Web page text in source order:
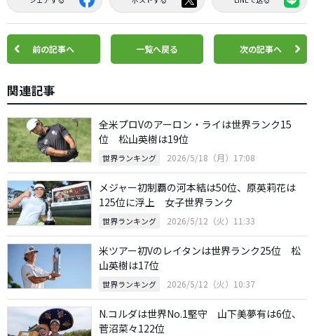
前の記事へ 一覧へ戻る 次の記事へ
関連記事
全米プロVのアーロン・ライは世界ランク15
位 松山英樹は19位
世界ランキング 2026/5/18（月）17:08
メジャー初制覇の河本結は50位、原英莉花は
125位に浮上 女子世界ランク
世界ランキング 2026/5/12（火）11:33
米ツアー初Vのレイタンは世界ランク25位 松
山英樹は17位
世界ランキング 2026/5/12（火）10:37
N.コルダは世界No.1堅守 山下美夢有は6位、
菅沼菜々122位